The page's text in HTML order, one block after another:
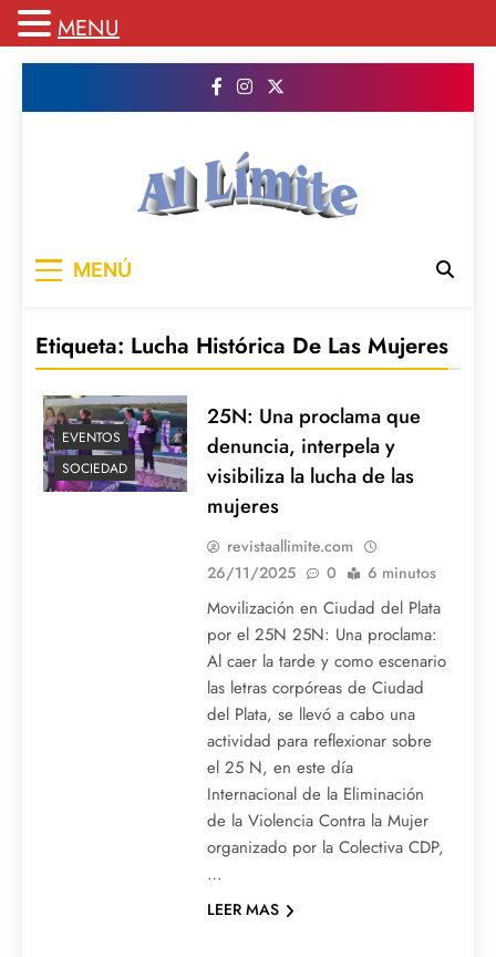
publicamos todo el contenido e informacion
MENÚ
Etiqueta: Lucha Histórica De Las Mujeres
EVENTOS
SOCIEDAD
25N: Una proclama que
denuncia, interpela y
visibiliza la lucha de las
mujeres
revistaallimite.com
26/11/2025
0 6 minutos
Movilización en Ciudad del Plata
por el 25N 25N: Una proclama:
Al caer la tarde y como escenario
las letras corpóreas de Ciudad
del Plata, se llevó a cabo una
actividad para reflexionar sobre
el 25 N, en este día
Internacional de la Eliminación
de la Violencia Contra la Mujer
organizado por la Colectiva CDP,
…
LEER MAS
MENU